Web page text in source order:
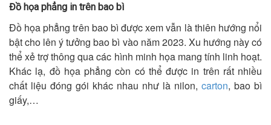
Đồ họa phẳng in trên bao bì
Đồ họa phẳng trên bao bì được xem vẫn là thiên hướng nổi
bật cho lên ý tưởng bao bì vào năm 2023. Xu hướng này có
thể xẻ trợ thông qua các hình minh họa mang tính linh hoạt.
Khác lạ, đồ họa phẳng còn có thể được in trên rất nhiều
chất liệu đóng gói khác nhau như là nilon, carton, bao bì
giấy,…